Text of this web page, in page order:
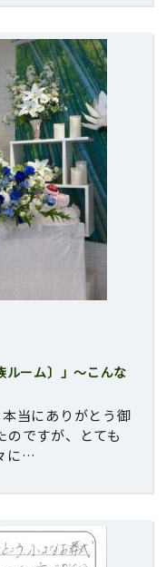
ルーム〕」～こんな
本当にありがとう御
のですが、とても
に…